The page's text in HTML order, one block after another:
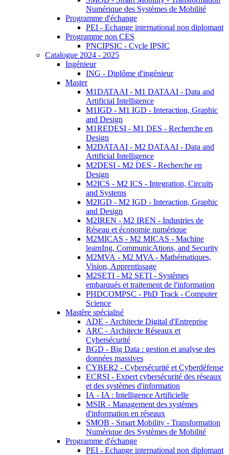
Numérique des Systèmes de Mobilité
Programme d'échange
PEI - Echange international non diplomant
Programme non CES
PNCIPSIC - Cycle IPSIC
Catalogue 2024 - 2025
Ingénieur
ING - Diplôme d'ingénieur
Master
M1DATAAI - M1 DATAAI - Data and
Artificial Intelligence
M1IGD - M1 IGD - Interaction, Graphic
and Design
M1REDESI - M1 DES - Recherche en
Design
M2DATAAI - M2 DATAAI - Data and
Artificial Intelligence
M2DESI - M2 DES - Recherche en
Design
M2ICS - M2 ICS - Integration, Circuits
and Systems
M2IGD - M2 IGD - Interaction, Graphic
and Design
M2IREN - M2 IREN - Industries de
Réseau et économie numérique
M2MICAS - M2 MICAS - Machine
learnIng, CommunicAtions, and Security
M2MVA - M2 MVA - Mathématiques,
Vision, Apprentissage
M2SETI - M2 SETI - Systèmes
embarqués et traitement de l'information
PHDCOMPSC - PhD Track - Computer
Science
Mastère spécialisé
ADE - Architecte Digital d'Entreprise
ARC - Architecte Réseaux et
Cybersécurité
BGD - Big Data : gestion et analyse des
données massives
CYBER2 - Cybersécurité et Cyberdéfense
ECRSI - Expert cybersécurité des réseaux
et des systèmes d'information
IA - IA : Intelligence Artificielle
MSIR - Management des systèmes
d'information en réseaux
SMOB - Smart Mobility - Transformation
Numérique des Systèmes de Mobilité
Programme d'échange
PEI - Echange international non diplomant